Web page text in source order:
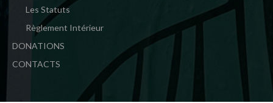
Les Statuts
Règlement Intérieur
DONATIONS
CONTACTS